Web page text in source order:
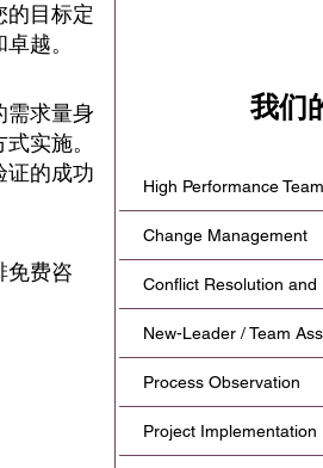
的目标定
越。
需求量身
实施。
证的成功
免费咨
我们
High Performance
Change Management
Conflict Resolution and
New-Leader / Team
Process Observation
Project Implementation